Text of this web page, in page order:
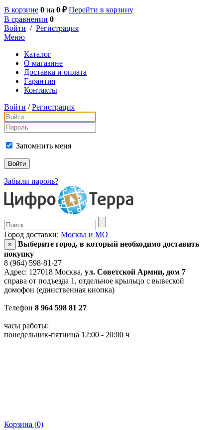
В корзине 0 на 0 ₽ Перейти в корзину
В сравнении 0
Войти / Регистрация
Меню
Каталог
О магазине
Доставка и оплата
Гарантия
Контакты
Войти / Регистрация
Запомнить меня
Забыли пароль?
Город доставки: Москва и МО
×
Выберите город, в который необходимо доставить
покупку
8 (964) 598-81-27
Адрес: 127018 Москва, ул. Советской Армии, дом 7
справа от подъезда 1, отдельное крыльцо с вывеской
домофон (единственная кнопка)
Телефон 8 964 598 81 27
часы работы:
понедельник-пятница 12:00 - 20:00 ч
Корзина (0)